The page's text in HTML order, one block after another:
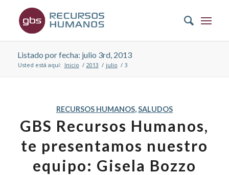
Listado por fecha: julio 3rd, 2013
Usted está aquí: Inicio / 2013 / julio / 3
RECURSOS HUMANOS,SALUDOS
GBS Recursos Humanos,
te presentamos nuestro
equipo: Gisela Bozzo